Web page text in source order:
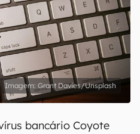
Grant Davies/Unsplash
bancário Coyote